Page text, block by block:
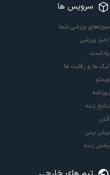
سرویس ها
سوژه‌های ورزشی شما
اخبار ورزشی
پادکست
لیگ ها و رقابت ها
ویدئو
روزنامه
نتایج زنده
آنتن
پیش بینی
پخش زنده